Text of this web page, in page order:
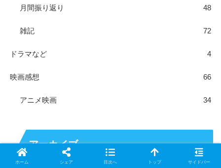
月間振り返り 48
雑記 72
ドラマなど 4
映画感想 66
アニメ映画 34
アーカイブ
ホーム シェア 目次へ トップ サイドバー